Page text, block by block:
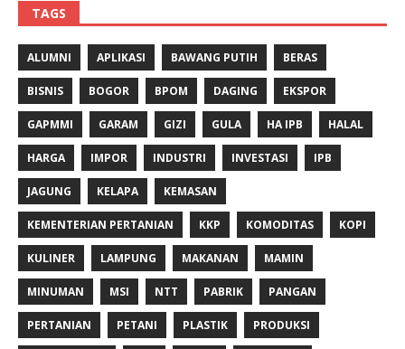
TAGS
ALUMNI APLIKASI BAWANG PUTIH BERAS
BISNIS BOGOR BPOM DAGING EKSPOR
GAPMMI GARAM GIZI GULA HA IPB HALAL
HARGA IMPOR INDUSTRI INVESTASI IPB
JAGUNG KELAPA KEMASAN
KEMENTERIAN PERTANIAN KKP KOMODITAS KOPI
KULINER LAMPUNG MAKANAN MAMIN
MINUMAN MSI NTT PABRIK PANGAN
PERTANIAN PETANI PLASTIK PRODUKSI